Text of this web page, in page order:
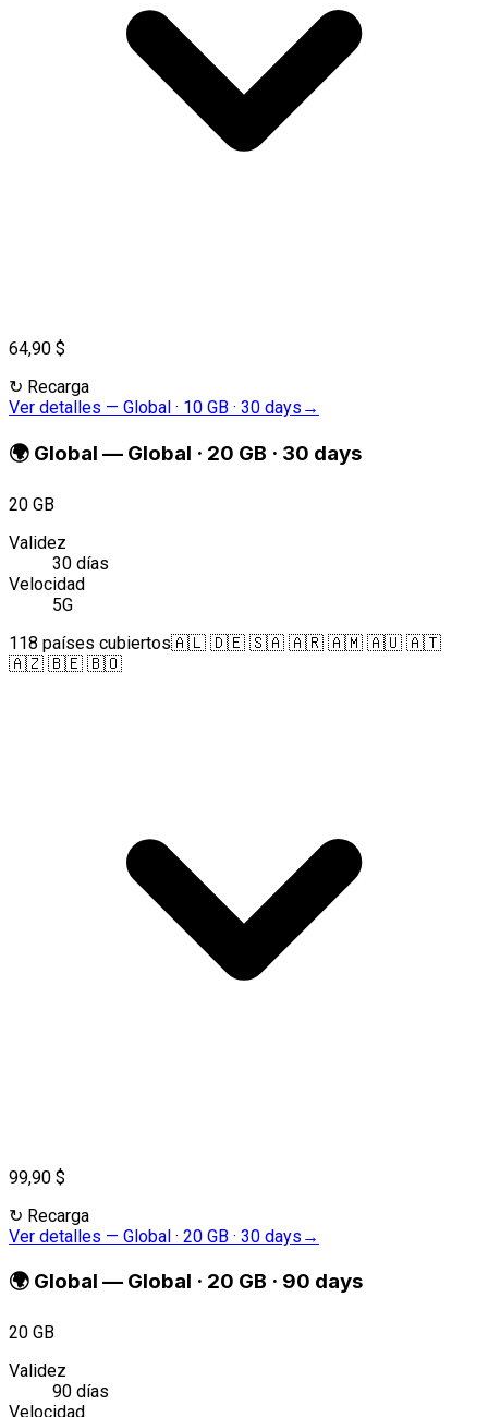
64,90 $
↻ Recarga
Ver detalles — Global · 10 GB · 30 days →
🌍 Global — Global · 20 GB · 30 days
20 GB
Validez
30 días
Velocidad
5G
118 países cubiertos🇦🇱 🇩🇪 🇸🇦 🇦🇷 🇦🇲 🇦🇺 🇦🇹
🇦🇿 🇧🇪 🇧🇴
99,90 $
↻ Recarga
Ver detalles — Global · 20 GB · 30 days →
🌍 Global — Global · 20 GB · 90 days
20 GB
Validez
90 días
Velocidad